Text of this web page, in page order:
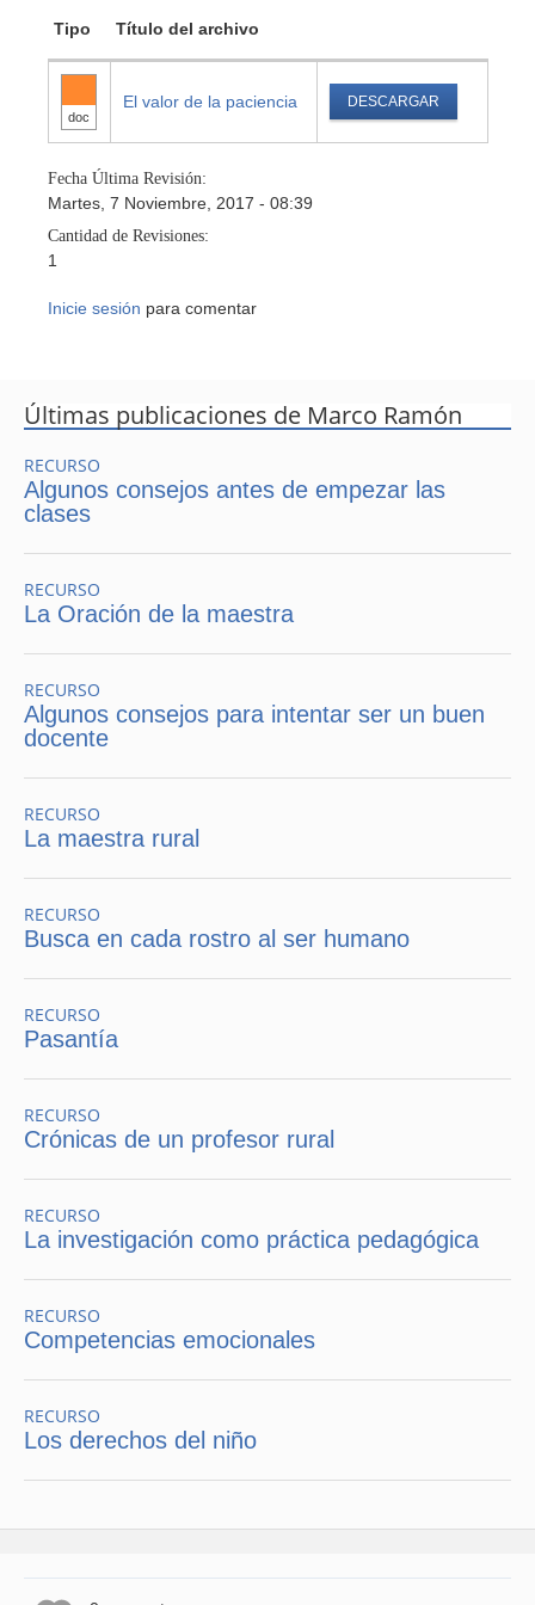
Tipo Título del archivo
doc
El valor de la paciencia DESCARGAR
Fecha Última Revisión:
Martes, 7 Noviembre, 2017 - 08:39
Cantidad de Revisiones:
1
Inicie sesión para comentar
Últimas publicaciones de Marco Ramón
RECURSO
Algunos consejos antes de empezar las
clases
RECURSO
La Oración de la maestra
RECURSO
Algunos consejos para intentar ser un buen
docente
RECURSO
La maestra rural
RECURSO
Busca en cada rostro al ser humano
RECURSO
Pasantía
RECURSO
Crónicas de un profesor rural
RECURSO
La investigación como práctica pedagógica
RECURSO
Competencias emocionales
RECURSO
Los derechos del niño